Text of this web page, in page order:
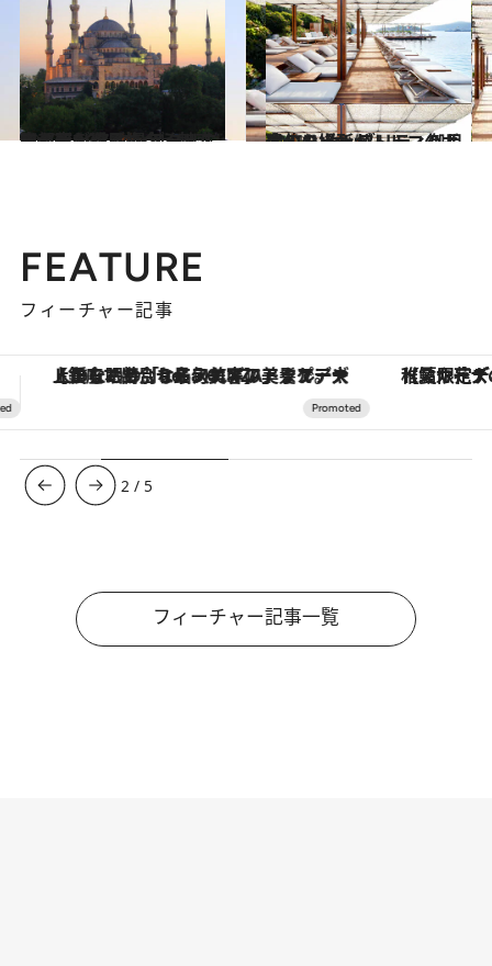
2022.10.29
東と西が混ざり合う魅惑の都市 イスタンブールに吹く新しい風 最旬クリエイターを巡る旅へ
旅＆お出かけ 2021.1.24
今旬の場所がトルコのボドルム セレブリティ御用達のリゾート
旅＆お出かけ
FEATURE
フィーチャー記事
【夏限定ディナーコース】旬を迎える稚鮎や花ズッキーニなどをイタリア・トスカーナの郷土料理の手法で満喫！
3 / 5
フィーチャー記事一覧